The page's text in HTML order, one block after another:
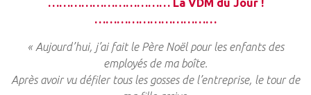
…………………………… La VDM du Jour !
……………………………
« Aujourd’hui, j’ai fait le Père Noël pour les enfants des
employés de ma boîte.
Après avoir vu défiler tous les gosses de l’entreprise, le tour de